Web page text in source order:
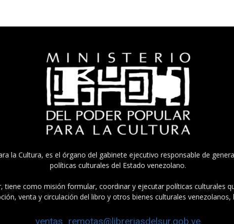
la Cultura, es el órgano del gabinete ejecutivo responsable de
políticas culturales del Estado venezolano.
tiene como misión formular, coordinar y ejecutar políticas culturales
venta y circulación del libro y otros bienes culturales
ventas_remotas@libreriasdelsur.gob.ve